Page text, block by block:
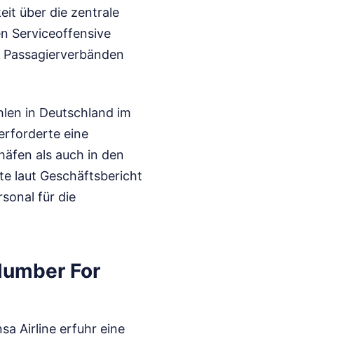
über die zentrale
Serviceoffensive
in Deutschland im
eine
als auch in den
laut Geschäftsbericht
für die
For
Airline erfuhr eine